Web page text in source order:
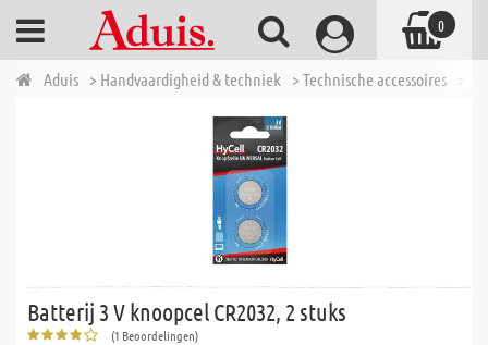
Aduis > Handvaardigheid & techniek > Technische accessoires >
Batterij 3 V knoopcel CR2032, 2 stuks
(1 Beoordelingen)
0